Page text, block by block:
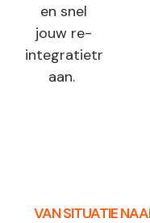
en snel
jouw re-
integratietraject
aan.
VAN SITUATIE